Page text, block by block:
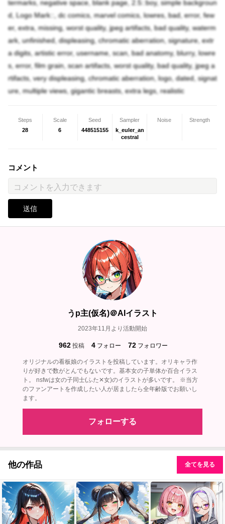
termarks, negative space, blank page, 2.5::boy, simple backgroun
d, Logo Mark::, dc comics, marvel comics, lowres, bad, error, few
er, extra, missing, worst quality, jpeg artifacts, bad quality, waterm
ark, unfinished, displeasing, chromatic aberration, signature, extr
a digits, artistic error, username, scan, bad anatomy, blurry, lowre
s, error, film grain, scan artifacts, worst quality, bad quality, jpeg a
rtifacts, very displeasing, chromatic aberration, logo, dated, signat
ure, multiple views, gigantic breasts, extra legs, realistic
Steps
28
Scale
6
Seed
448515155
Sampler
k_euler_an
cestral
Noise Strength
コメント
送信
うp主(仮名)＠AIイラスト
2023年11月より活動開始
962 投稿 4 フォロー 72 フォロワー
オリジナルの看板娘のイラストを投稿しています。オリキャラ作
りが好きで数がとんでもないです。基本女の子単体か百合イラス
ト。 nsfwは女の子同士(ふた✕女)のイラストが多いです。 ※当方
のファンアートを作成したい人が居ましたら全年齢版でお願いし
ます。
フォローする
他の作品 全てを見る